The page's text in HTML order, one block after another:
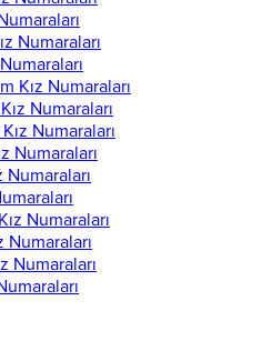
Numaraları
Numaraları
Numaraları